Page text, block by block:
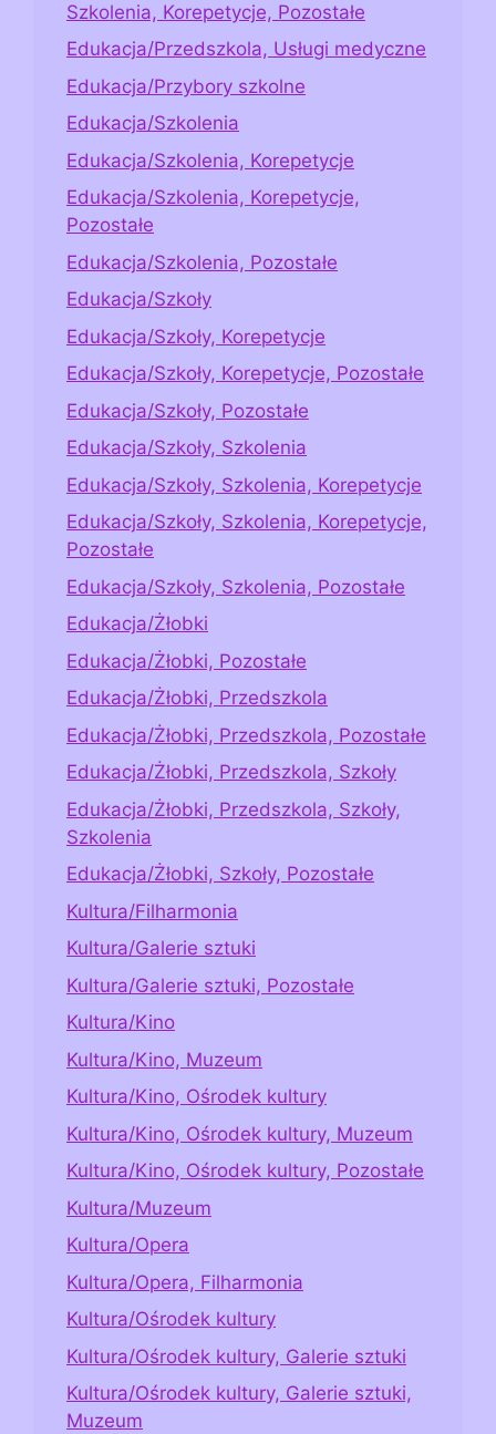
Szkolenia, Korepetycje, Pozostałe
Edukacja/Przedszkola, Usługi medyczne
Edukacja/Przybory szkolne
Edukacja/Szkolenia
Edukacja/Szkolenia, Korepetycje
Edukacja/Szkolenia, Korepetycje,
Pozostałe
Edukacja/Szkolenia, Pozostałe
Edukacja/Szkoły
Edukacja/Szkoły, Korepetycje
Edukacja/Szkoły, Korepetycje, Pozostałe
Edukacja/Szkoły, Pozostałe
Edukacja/Szkoły, Szkolenia
Edukacja/Szkoły, Szkolenia, Korepetycje
Edukacja/Szkoły, Szkolenia, Korepetycje,
Pozostałe
Edukacja/Szkoły, Szkolenia, Pozostałe
Edukacja/Żłobki
Edukacja/Żłobki, Pozostałe
Edukacja/Żłobki, Przedszkola
Edukacja/Żłobki, Przedszkola, Pozostałe
Edukacja/Żłobki, Przedszkola, Szkoły
Edukacja/Żłobki, Przedszkola, Szkoły,
Szkolenia
Edukacja/Żłobki, Szkoły, Pozostałe
Kultura/Filharmonia
Kultura/Galerie sztuki
Kultura/Galerie sztuki, Pozostałe
Kultura/Kino
Kultura/Kino, Muzeum
Kultura/Kino, Ośrodek kultury
Kultura/Kino, Ośrodek kultury, Muzeum
Kultura/Kino, Ośrodek kultury, Pozostałe
Kultura/Muzeum
Kultura/Opera
Kultura/Opera, Filharmonia
Kultura/Ośrodek kultury
Kultura/Ośrodek kultury, Galerie sztuki
Kultura/Ośrodek kultury, Galerie sztuki,
Muzeum